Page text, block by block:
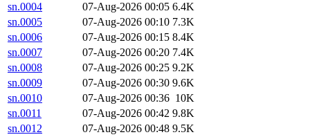
sn.0004
07-Aug-2026 00:05 6.4K
sn.0005
07-Aug-2026 00:10 7.3K
sn.0006
07-Aug-2026 00:15 8.4K
sn.0007
07-Aug-2026 00:20 7.4K
sn.0008
07-Aug-2026 00:25 9.2K
sn.0009
07-Aug-2026 00:30 9.6K
sn.0010
07-Aug-2026 00:36 10K
sn.0011
07-Aug-2026 00:42 9.8K
sn.0012
07-Aug-2026 00:48 9.5K